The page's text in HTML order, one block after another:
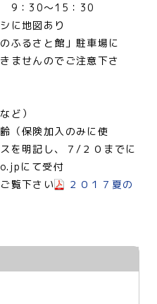
9：30～15：30
に地図あり
さと館」駐車場に
ませんのでご注意下さ
ど）
（保険加入のみに使
を明記し、７/２０までに
にて受付
覧下さい
２０１７夏の